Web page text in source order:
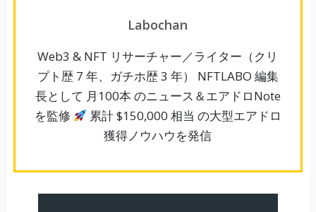
Labochan
Web3 & NFT リサーチャー／ライター（クリ
プト歴 7 年、ガチホ歴 3 年） NFTLABO 編集
長として 月100本 のニュース＆エアドロNote
を監修
累計 $150,000 相当 の大型エアドロ
獲得ノウハウを発信